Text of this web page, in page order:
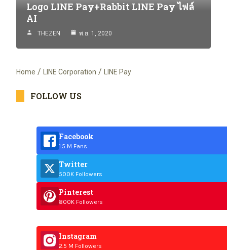
Logo LINE Pay+Rabbit LINE Pay ไฟล์
AI
THEZEN พ.ย. 1, 2020
Home LINE Corporation LINE Pay
FOLLOW US
Facebook
1.5 M Fans
Twitter
500K Followers
Pinterest
800K Followers
Instagram
2.5 M Followers